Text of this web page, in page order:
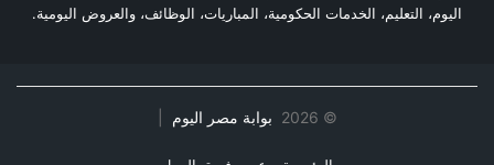
اليوم، التعليم، الخدمات الحكومية، المباريات، الوظائف، والعروض اليومية.
©
2026 بوابة مصر اليوم